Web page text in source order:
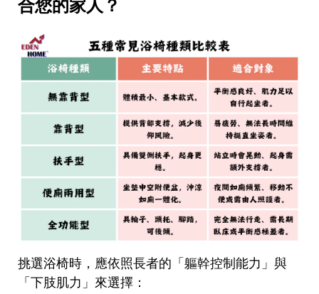
合您的家人？
挑選浴椅時，應依照長者的「軀幹控制能力」與
「下肢肌力」來選擇：